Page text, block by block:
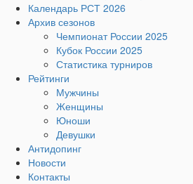
Календарь РСТ 2026
Архив сезонов
Чемпионат России 2025
Кубок России 2025
Статистика турниров
Рейтинги
Мужчины
Женщины
Юноши
Девушки
Антидопинг
Новости
Контакты